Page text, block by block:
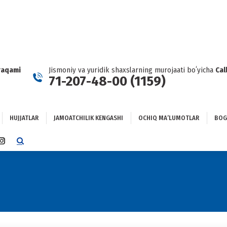
Jismoniy va yuridik shaxslarning murojaati boʻyicha
71-207-48-00 (1159)
HUJJATLAR JAMOATCHILIK KENGASHI OCHIQ MAʼLUMOTLAR
INSTAGRAM